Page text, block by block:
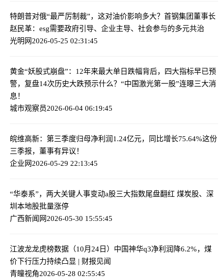
特朗普对俄“最严厉制裁”，这对油价影响多大？ 首钢集团董事长
赵民革：esg需要政府引导、企业主导、社会参与的多元共治
光明网2026-05-25 02:31:45
黄金“妖股式崩盘”：12年来最大单日跌幅背后，四大指标早已预
警，复盘14次历史大跌预示什么？ “中国激光第一股”连曝三大消
息！
城市观察员2026-06-04 06:19:45
皖维高新：第三季度归母净利润1.24亿元，同比增长75.64%这份
三季报，董事有异议！
企业网2026-05-29 22:13:45
“华泰系”，两大关键人事变动a股三大指数尾盘翻红 煤炭股、深
圳本地股批量涨停
广西新闻网2026-05-30 15:55:45
江波龙龙虎榜数据（10月24日） 中国神华q3净利润降6.2%，煤
价下行压力持续凸显 | 财报见闻
青瞳视角2026-05-28 02:55:45